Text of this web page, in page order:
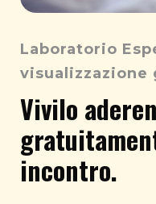
Laboratorio
visualizzazione
Vivilo
incontro.